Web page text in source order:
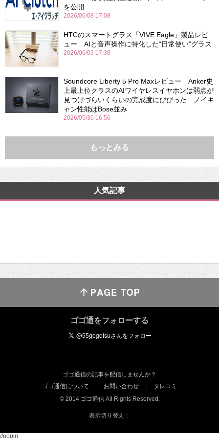
を公開
2026/06/08 17:08
HTCのスマートグラス「VIVE Eagle」製品レビ
ュー AIと音声操作に特化した“日常使い”グラス
2026/06/03 17:30
Soundcore Liberty 5 Pro Maxレビュー Anker史
上最上位クラスのAIワイヤレスイヤホンは弱点が
見つけづらいくらいの完成度にびびった ノイキ
ャン性能はBose並み
2026/05/30 16:56
もっとみる
人気記事
ゴゴ通をフォローする
ゴゴ通信の記事を配信しませんか？
ゴゴ通信について
お問い合わせ
タレコミ
© 2014 ゴゴ通信 All Rights Reserved.
表示切り替え：
//popin